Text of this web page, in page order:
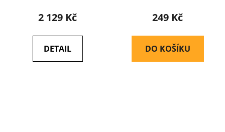
2 129 Kč
DETAIL
249 Kč
DO KOŠÍKU